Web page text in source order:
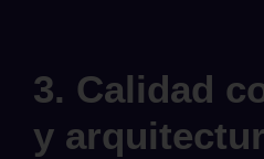
3. Calidad
y